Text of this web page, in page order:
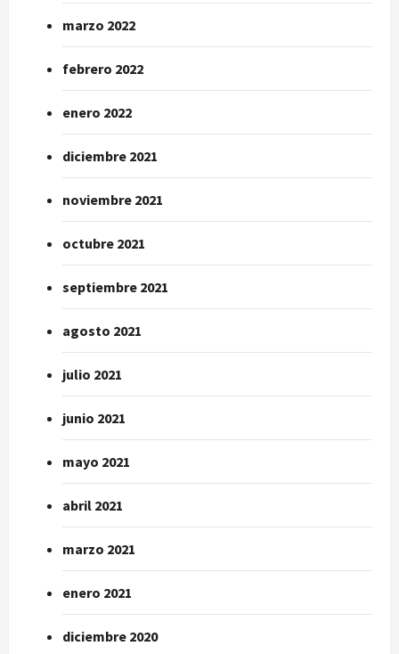
marzo 2022
febrero 2022
enero 2022
diciembre 2021
noviembre 2021
octubre 2021
septiembre 2021
agosto 2021
julio 2021
junio 2021
mayo 2021
abril 2021
marzo 2021
enero 2021
diciembre 2020